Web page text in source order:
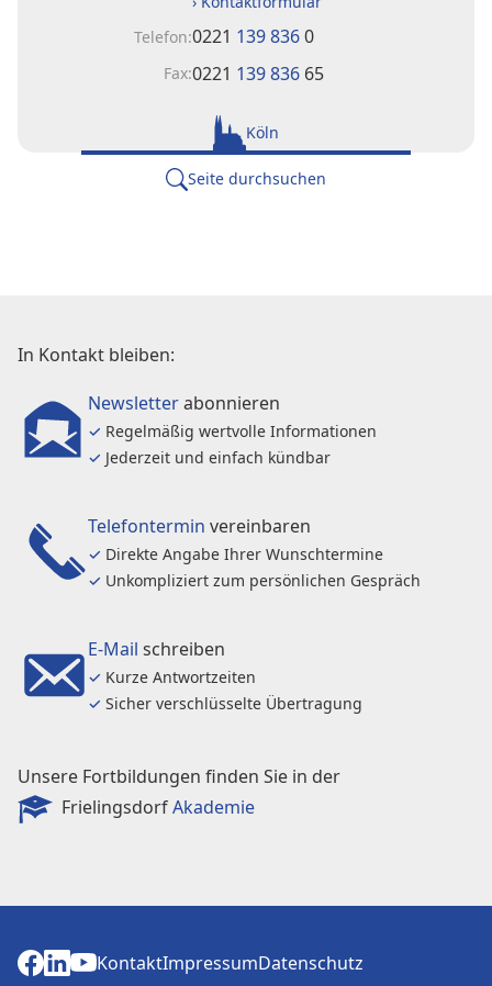
Kontakt
Telefon:0221 139 8360
Fax:0221 139 836 65
Köln
Seite durchsuchen
In Kontakt bleiben:
Newsletterabonnieren
✓ Regelmäßig wertvolle Informationen
✓ Jederzeit und einfach kündbar
Telefontermin vereinbaren
✓ Direkte Angabe Ihrer Wunschtermine
✓ Unkompliziert zum persönlichen Gespräch
E-Mail schreiben
✓ Kurze Antwortzeiten
✓ Sicher verschlüsselte Übertragung
Unsere Fortbildungen finden Sie in der
FrielingsdorfAkademie
KontaktImpressumDatenschutz